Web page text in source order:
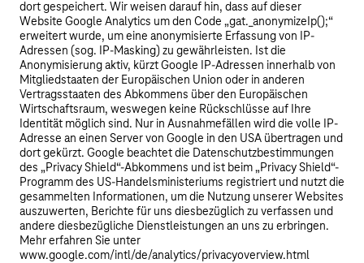
dort gespeichert. Wir weisen darauf hin, dass auf dieser
Website Google Analytics um den Code „gat._anonymizeIp();“
erweitert wurde, um eine anonymisierte Erfassung von IP-
Adressen (sog. IP-Masking) zu gewährleisten. Ist die
Anonymisierung aktiv, kürzt Google IP-Adressen innerhalb von
Mitgliedstaaten der Europäischen Union oder in anderen
Vertragsstaaten des Abkommens über den Europäischen
Wirtschaftsraum, weswegen keine Rückschlüsse auf Ihre
Identität möglich sind. Nur in Ausnahmefällen wird die volle IP-
Adresse an einen Server von Google in den USA übertragen und
dort gekürzt. Google beachtet die Datenschutzbestimmungen
des „Privacy Shield“-Abkommens und ist beim „Privacy Shield“-
Programm des US-Handelsministeriums registriert und nutzt die
gesammelten Informationen, um die Nutzung unserer Websites
auszuwerten, Berichte für uns diesbezüglich zu verfassen und
andere diesbezügliche Dienstleistungen an uns zu erbringen.
Mehr erfahren Sie unter
www.google.com/intl/de/analytics/privacyoverview.html